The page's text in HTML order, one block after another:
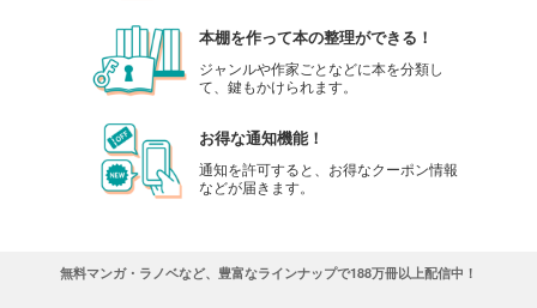
あらすじを表示する
本棚を作って本の整理ができる！
ジャンルや作家ごとなどに本を分類し
て、鍵もかけられます。
お得な通知機能！
通知を許可すると、お得なクーポン情報
などが届きます。
無料マンガ・ラノベなど、豊富なラインナップで188万冊以上配信中！